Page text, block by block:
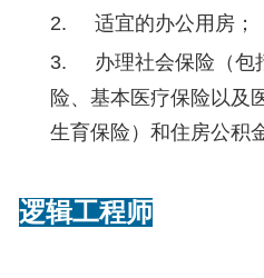
2.
适宜的办公用房；
3.
办理社会保险（包
险、基本医疗保险以及
生育保险）和住房公积
逻辑工程师